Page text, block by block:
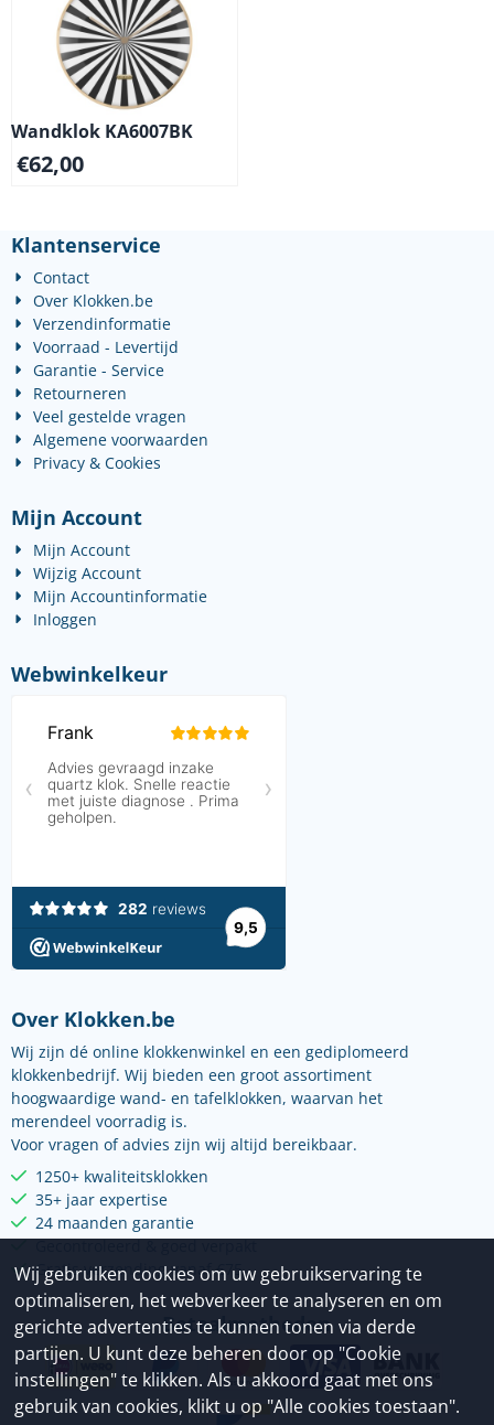
Wandklok KA6007BK
€62,00
Klantenservice
Contact
Over Klokken.be
Verzendinformatie
Voorraad - Levertijd
Garantie - Service
Retourneren
Veel gestelde vragen
Algemene voorwaarden
Privacy & Cookies
Mijn Account
Mijn Account
Wijzig Account
Mijn Accountinformatie
Inloggen
Webwinkelkeur
Over Klokken.be
Wij zijn dé online klokkenwinkel en een gediplomeerd
klokkenbedrijf. Wij bieden een groot assortiment
hoogwaardige wand- en tafelklokken, waarvan het
merendeel voorradig is.
Voor vragen of advies zijn wij altijd bereikbaar.
1250+ kwaliteitsklokken
35+ jaar expertise
24 maanden garantie
Gecontroleerd & goed verpakt
Gratis verzending vanaf €75
Betaalmethoden
Wij gebruiken cookies om uw gebruikservaring te
optimaliseren, het webverkeer te analyseren en om
gerichte advertenties te kunnen tonen via derde
partijen. U kunt deze beheren door op "Cookie
instellingen" te klikken. Als u akkoord gaat met ons
gebruik van cookies, klikt u op "Alle cookies toestaan".